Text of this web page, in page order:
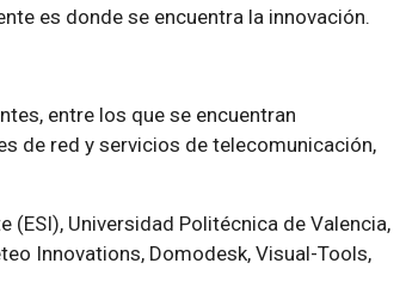
es donde se encuentra la innovación.
entre los que se encuentran
de red y servicios de telecomunicación,
(ESI), Universidad Politécnica de Valencia,
Innovations, Domodesk, Visual-Tools,